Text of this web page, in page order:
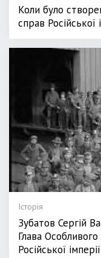
Коли було
справ Російської
Історія
Зубатов Сергій
Глава
Російської імперії